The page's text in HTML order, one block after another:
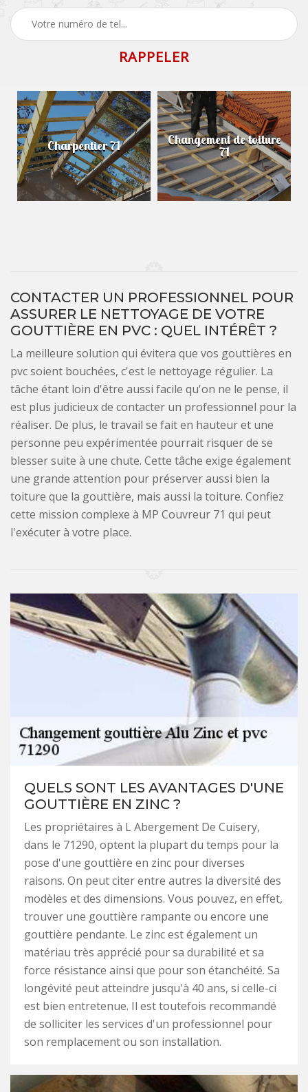
Charpentier 71 Changement de toiture
71
CONTACTER UN PROFESSIONNEL POUR
ASSURER LE NETTOYAGE DE VOTRE
GOUTTIÈRE EN PVC : QUEL INTÉRÊT ?
La meilleure solution qui évitera que vos gouttières en
pvc soient bouchées, c'est le nettoyage régulier. La
tâche étant loin d'être aussi facile qu'on ne le pense, il
est plus judicieux de contacter un professionnel pour la
réaliser. De plus, le travail se fait en hauteur et une
personne peu expérimentée pourrait risquer de se
blesser suite à une chute. Cette tâche exige également
une grande attention pour préserver aussi bien la
toiture que la gouttière, mais aussi la toiture. Confiez
cette mission complexe à MP Couvreur 71 qui peut
l'exécuter à votre place.
QUELS SONT LES AVANTAGES D'UNE
GOUTTIÈRE EN ZINC ?
Les propriétaires à L Abergement De Cuisery,
dans le 71290, optent la plupart du temps pour la
pose d'une gouttière en zinc pour diverses
raisons. On peut citer entre autres la diversité des
modèles et des dimensions. Vous pouvez, en effet,
trouver une gouttière rampante ou encore une
gouttière pendante. Le zinc est également un
matériau très apprécié pour sa durabilité et sa
force résistance ainsi que pour son étanchéité. Sa
longévité peut atteindre jusqu'à 40 ans, si celle-ci
est bien entretenue. Il est toutefois recommandé
de solliciter les services d'un professionnel pour
son remplacement ou son installation.